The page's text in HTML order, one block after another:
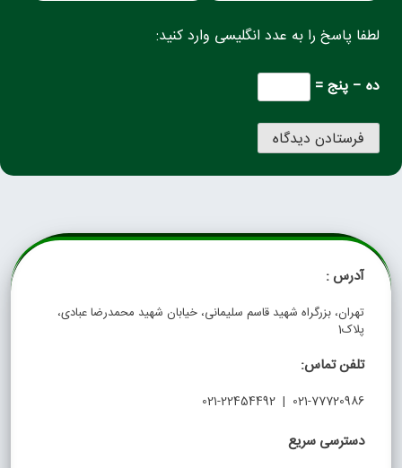
لطفا پاسخ را به عدد انگلیسی وارد کنید:
ده − پنج =
آدرس :
تهران، بزرگراه شهید قاسم سلیمانی، خیابان شهید محمدرضا عبادی،
پلاک1
تلفن تماس:
021-77720986 | 021-22454492
دسترسی سریع